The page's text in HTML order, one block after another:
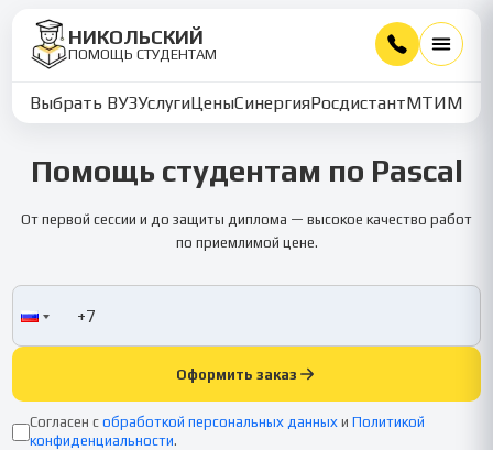
НИКОЛЬСКИЙ
ПОМОЩЬ СТУДЕНТАМ
Выбрать ВУЗУслугиЦеныСинергияРосдистантМТИММУ
Помощь студентам по Pascal
От первой сессии и до защиты диплома — высокое качество работ
по приемлимой цене.
Оформить заказ
Согласен с обработкой персональных данных и Политикой
конфиденциальности.